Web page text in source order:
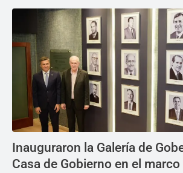
Inauguraron la Galería de
Casa de Gobierno en el